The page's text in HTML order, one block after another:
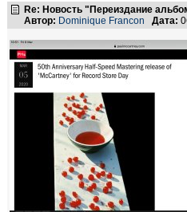
Re: Новость "Переиздание
Автор: Dominique Francon Дата: